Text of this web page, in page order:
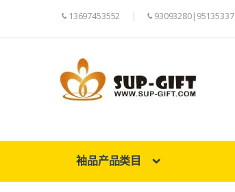
13697453552 93093280|95135337
袖品产品类目